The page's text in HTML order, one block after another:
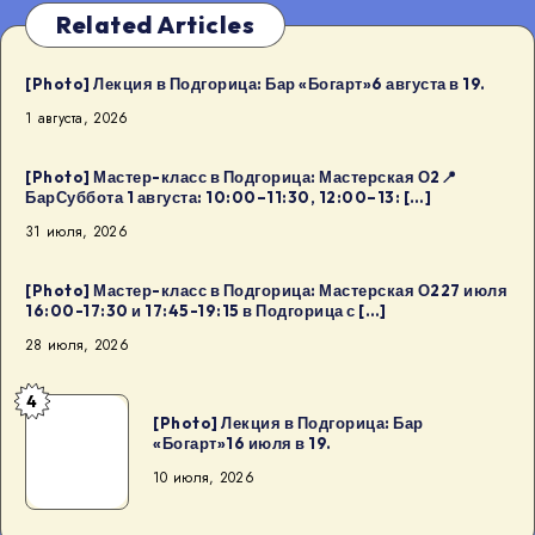
Related Articles
[Photo] Лекция в Подгорица: Бар «Богарт»6 августа в 19.
1 августа, 2026
[Photo] Мастер-класс в Подгорица: Мастерская О2📍
БарСуббота 1 августа: 10:00–11:30, 12:00–13: […]
31 июля, 2026
[Photo] Мастер-класс в Подгорица: Мастерская О227 июля
16:00-17:30 и 17:45-19:15 в Подгорица с […]
28 июля, 2026
[Photo]
Подгорица:
4
[Photo] Лекция в Подгорица: Бар
«Богарт»16 июля в 19.
10 июля, 2026